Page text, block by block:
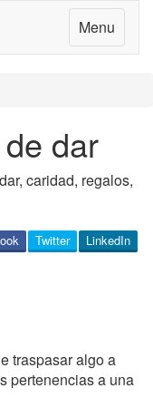
Menu
dar
caridad, regalos,
LinkedIn
Twitter
traspasar algo a
pertenencias a una